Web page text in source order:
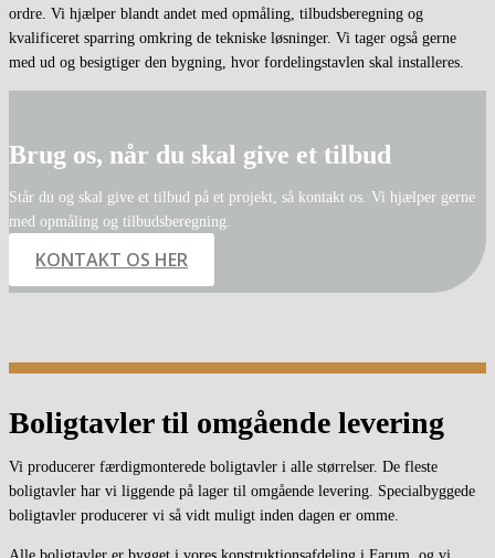
ordre. Vi hjælper blandt andet med opmåling, tilbudsberegning og
kvalificeret sparring omkring de tekniske løsninger. Vi tager også gerne
med ud og besigtiger den bygning, hvor fordelingstavlen skal installeres.
Brug os, når du skal give et tilbud
Står du og skal give et tilbud på et projekt, så kontakt os. Vi hjælper gerne
med opmåling og tilbudsberegning.
KONTAKT OS HER
Boligtavler til omgående levering
Vi producerer færdigmonterede boligtavler i alle størrelser. De fleste
boligtavler har vi liggende på lager til omgående levering. Specialbyggede
boligtavler producerer vi så vidt muligt inden dagen er omme.